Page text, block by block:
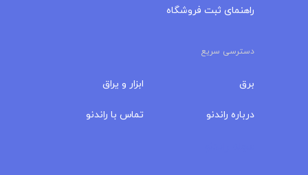
راهنمای ثبت فروشگاه
دسترسی سریع
برق
درباره‌ راندنو
ابزار و یراق
تماس با راندنو